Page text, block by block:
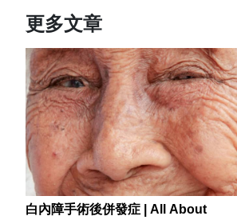
更多文章
白內障手術後併發症 | All About